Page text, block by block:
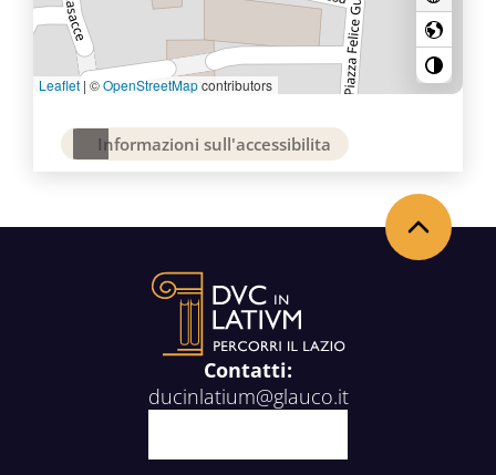
Leaflet | ©OpenStreetMapcontributors
Informazioni sull'accessibilita
Contatti:
ducinlatium@glauco.it
Back to the top